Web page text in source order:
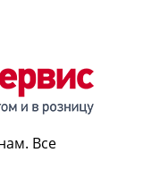
Все